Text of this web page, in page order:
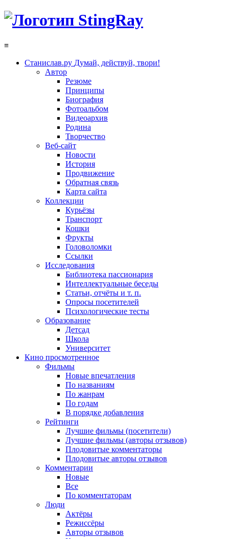
≡
Станислав.ру Думай, действуй, твори!
Автор
Резюме
Принципы
Биография
Фотоальбом
Видеоархив
Родина
Творчество
Веб-сайт
Новости
История
Продвижение
Обратная связь
Карта сайта
Коллекции
Курьёзы
Транспорт
Кошки
Фрукты
Головоломки
Ссылки
Исследования
Библиотека пассионария
Интеллектуальные беседы
Статьи, отчёты и т. п.
Опросы посетителей
Психологические тесты
Образование
Детсад
Школа
Университет
Кино просмотренное
Фильмы
Новые впечатления
По названиям
По жанрам
По годам
В порядке добавления
Рейтинги
Лучшие фильмы (посетители)
Лучшие фильмы (авторы отзывов)
Плодовитые комментаторы
Плодовитые авторы отзывов
Комментарии
Новые
Все
По комментаторам
Люди
Актёры
Режиссёры
Авторы отзывов